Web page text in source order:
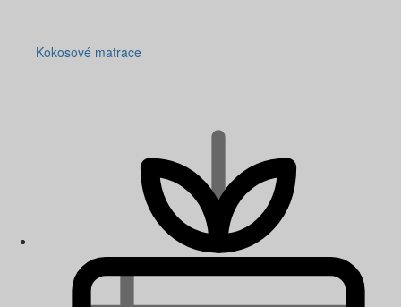
Kokosové matrace